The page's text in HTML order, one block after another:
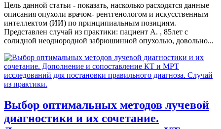
Цель данной статьи - показать, насколько расходятся данные
описания опухоли врачом- рентгенологом и искусственным
интеллектом (ИИ) по принципиальным позициям.
Представлен случай из практики: пациент А. , 85лет с
солидной неоднородной забрюшинной опухолью, довольно...
Выбор оптимальных методов лучевой
диагностики и их сочетание.